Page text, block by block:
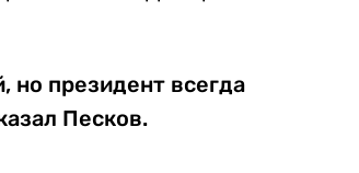
но президент всегда
Песков.